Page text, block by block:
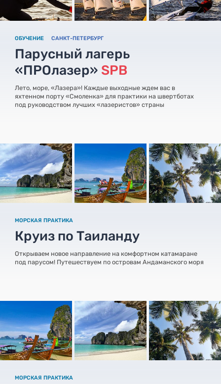
ОБУЧЕНИЕ САНКТ-ПЕТЕРБУРГ
Парусный лагерь
«ПРОлазер» SPB
Лето, море, «Лазера»! Каждые выходные ждем вас в
яхтенном порту «Смоленка» для практики на швертботах
под руководством лучших «лазеристов» страны
МОРСКАЯ ПРАКТИКА
Круиз по Таиланду
Открываем новое направление на комфортном катамаране
под парусом! Путешествуем по островам Андаманского моря
МОРСКАЯ ПРАКТИКА